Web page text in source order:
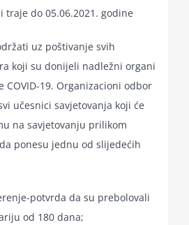
traje do 05.06.2021. godine
uz poštivanje svih
koji su donijeli nadležni organi
COVID-19. Organizacioni odbor
učesnici savjetovanja koji će
na savjetovanju prilikom
ponesu jednu od slijedećih
potvrda da su prebolovali
od 180 dana;